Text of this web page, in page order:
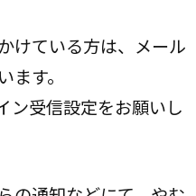
けている方は、メール
す。
受信設定をお願いし